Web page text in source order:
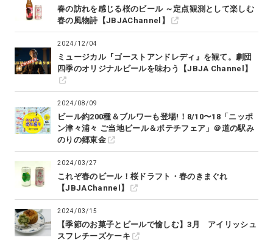
春の訪れを感じる桜のビール ～定点観測として楽しむ
春の風物詩【JBJAChannel】
2024/12/04
ミュージカル『ゴーストアンドレディ』を観て。劇団
四季のオリジナルビールを味わう【JBJA Channel】
2024/08/09
ビール約200種＆ブルワーも登場!！8/10〜18「ニッポ
ン津々浦々 ご当地ビール＆ポテチフェア」＠道の駅み
のりの郷東金
2024/03/27
これぞ春のビール！桜ドラフト・春のきまぐれ
【JBJAChannel】
2024/03/15
【季節のお菓子とビールで愉しむ】3月 アイリッシュ
スフレチーズケーキ